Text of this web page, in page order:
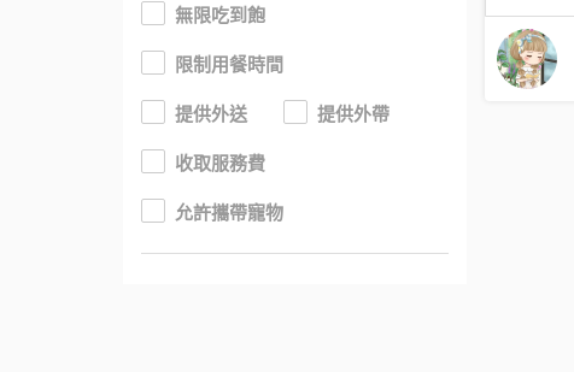
無限吃到飽
限制用餐時間
提供外送 提供外帶
收取服務費
允許攜帶寵物